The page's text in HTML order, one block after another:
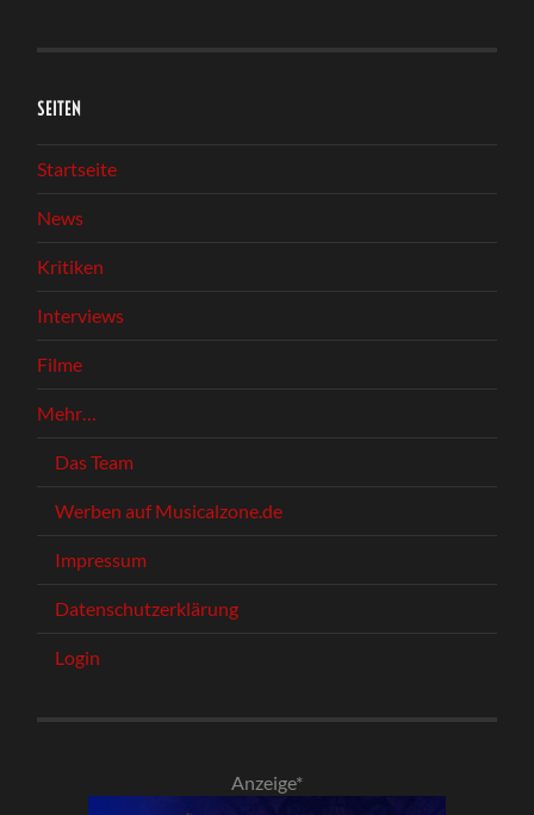
SEITEN
Startseite
News
Kritiken
Interviews
Filme
Mehr…
Das Team
Werben auf Musicalzone.de
Impressum
Datenschutzerklärung
Login
Anzeige*